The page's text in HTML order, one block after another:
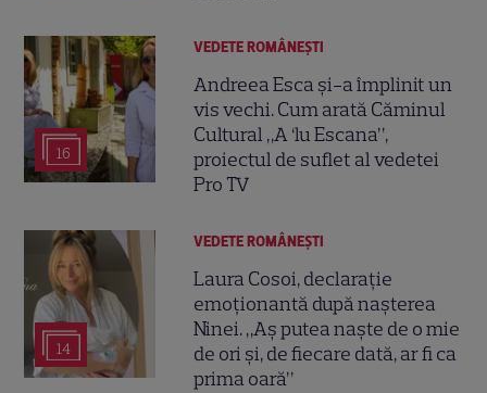
16
VEDETE ROMÂNEŞTI
Andreea Esca și-a împlinit un
vis vechi. Cum arată Căminul
Cultural „A ‘lu Escana”,
proiectul de suflet al vedetei
Pro TV
14
VEDETE ROMÂNEŞTI
Laura Cosoi, declarație
emoționantă după nașterea
Ninei. „Aș putea naște de o mie
de ori și, de fiecare dată, ar fi ca
prima oară”